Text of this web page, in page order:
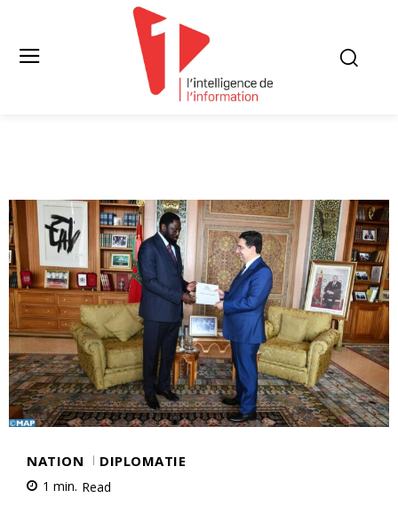
NATION DIPLOMATIE
1 min. Read